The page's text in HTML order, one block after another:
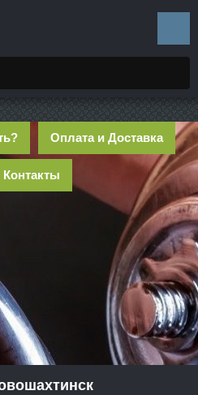
Оплата и Доставка
Контакты